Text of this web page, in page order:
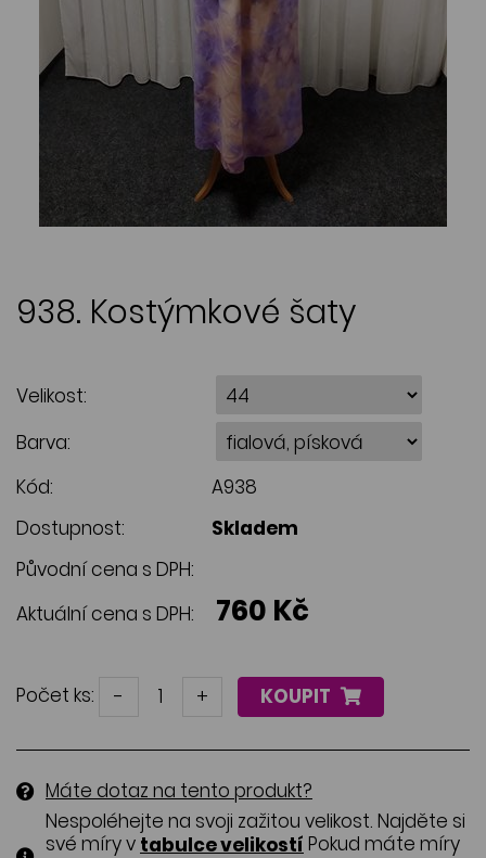
938. Kostýmkové šaty
Velikost:
Barva:
Kód:
A938
Dostupnost:
Skladem
Původní cena s DPH:
Aktuální cena s DPH:
760 Kč
Počet ks: - + KOUPIT
Máte dotaz na tento produkt?
Nespoléhejte na svoji zažitou velikost. Najděte si
své míry v tabulce velikostí Pokud máte míry